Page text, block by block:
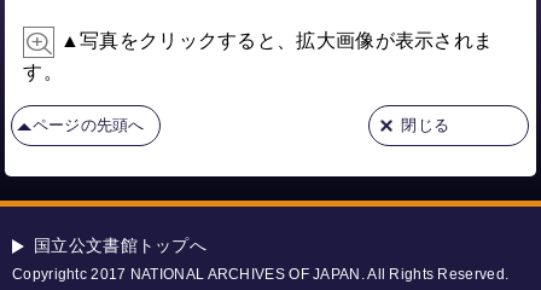
▲写真をクリックすると、拡大画像が表示されま
す。
ページの先頭へ 閉じる
国立公文書館トップへ
Copyrightc 2017 NATIONAL ARCHIVES OF JAPAN. All Rights Reserved.